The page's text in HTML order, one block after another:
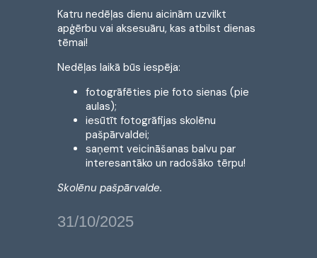
Katru nedēļas dienu aicinām uzvilkt
apģērbu vai aksesuāru, kas atbilst dienas
tēmai!
Nedēļas laikā būs iespēja:
fotogrāfēties pie foto sienas (pie
aulas);
iesūtīt fotogrāfijas skolēnu
pašpārvaldei;
saņemt veicināšanas balvu par
interesantāko un radošāko tērpu!
Skolēnu pašpārvalde.
31/10/2025